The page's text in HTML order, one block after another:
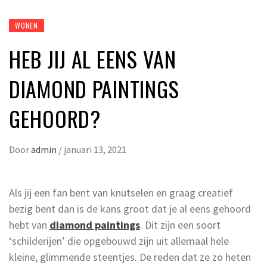
WONEN
HEB JIJ AL EENS VAN
DIAMOND PAINTINGS
GEHOORD?
Dooradmin / januari 13, 2021
Als jij een fan bent van knutselen en graag creatief
bezig bent dan is de kans groot dat je al eens gehoord
hebt van diamond paintings. Dit zijn een soort
‘schilderijen’ die opgebouwd zijn uit allemaal hele
kleine, glimmende steentjes. De reden dat ze zo heten